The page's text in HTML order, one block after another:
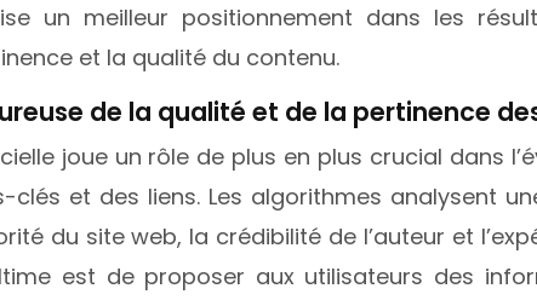
un meilleur positionnement dans les
et la qualité du contenu.
de la qualité et de la pertinence
joue un rôle de plus en plus crucial dans
clés et des liens. Les algorithmes analysent
du site web, la crédibilité de l’auteur et
est de proposer aux utilisateurs des